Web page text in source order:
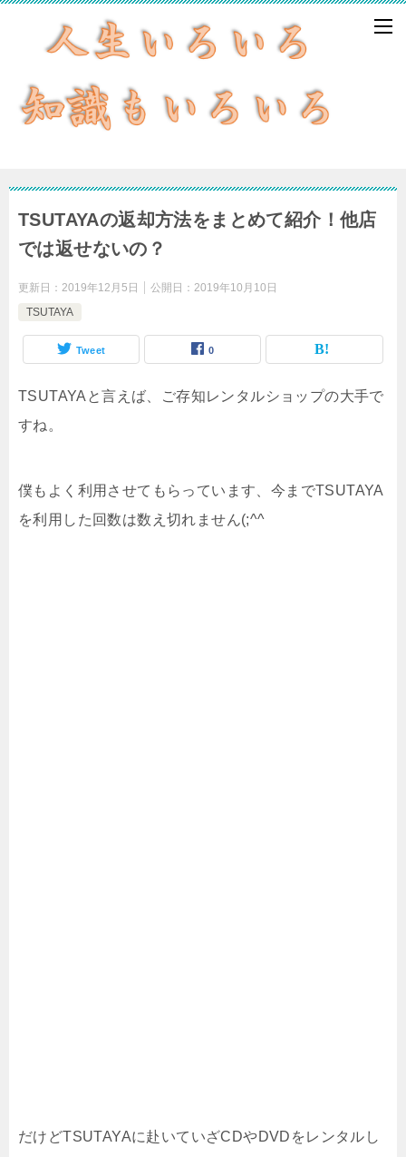
TSUTAYAの返却方法をまとめて紹介！他店
では返せないの？
更新日： 2019年12月5日 公開日： 2019年10月10日
TSUTAYA
Tweet 0
TSUTAYAと言えば、ご存知レンタルショップの大手で
すね。
僕もよく利用させてもらっています、今までTSUTAYA
を利用した回数は数え切れません(;^^
だけどTSUTAYAに赴いていざCDやDVDをレンタルし